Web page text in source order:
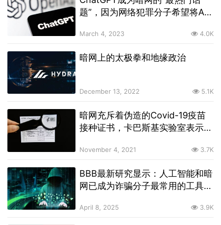
题”，因为网络犯罪分子希望将AI
March 4, 2023 4.0K
暗网上的太极拳和地缘政治
December 13, 2022 5.1K
暗网充斥着伪造的Covid-19疫苗
接种证书，卡巴斯基实验室表示它
November 4, 2021 3.7K
BBB最新研究显示：人工智能和暗
网已成为诈骗分子最常用的工具之
April 8, 2025 3.9K